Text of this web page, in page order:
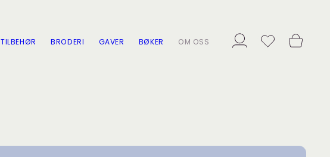
TILBEHØR BRODERI GAVER BØKER OM OSS